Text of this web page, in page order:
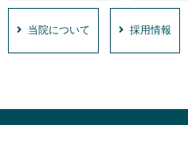
当院について 採用情報